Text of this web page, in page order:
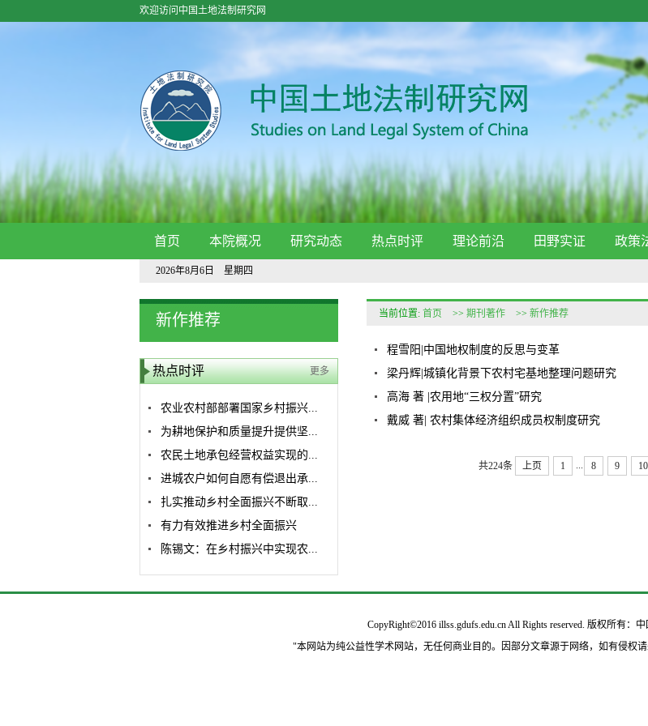
欢迎访问中国土地法制研究网
首页 本院概况 研究动态 热点时评 理论前沿 田野实证 政策
2026年8月6日 星期四
新作推荐
热点时评 更多
农业农村部部署国家乡村振兴...
为耕地保护和质量提升提供坚...
农民土地承包经营权益实现的...
进城农户如何自愿有偿退出承...
扎实推动乡村全面振兴不断取...
有力有效推进乡村全面振兴
陈锡文：在乡村振兴中实现农...
当前位置: 首页 >> 期刊著作 >> 新作推荐
程雪阳|中国地权制度的反思与变革
梁丹辉|城镇化背景下农村宅基地整理问题研究
高海 著 |农用地“三权分置”研究
戴威 著| 农村集体经济组织成员权制度研究
共224条 上页 1 8 9 10
CopyRight©2016 illss.gdufs.edu.cn All Rights reserved. 版权所有：
"本网站为纯公益性学术网站，无任何商业目的。因部分文章源于网络，如有侵权